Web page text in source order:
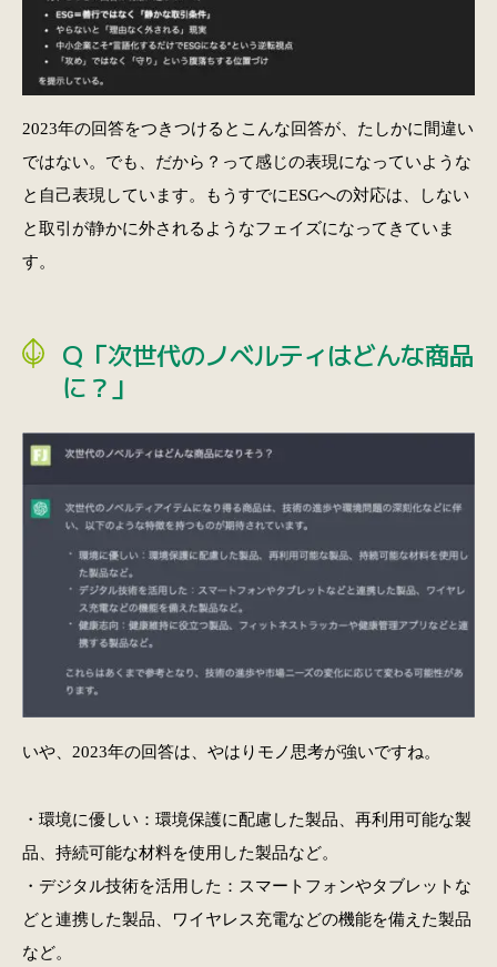
2023年の回答をつきつけるとこんな回答が、たしかに間違い
ではない。でも、だから？って感じの表現になっていような
と自己表現しています。もうすでにESGへの対応は、しない
と取引が静かに外されるようなフェイズになってきていま
す。
Q「次世代のノベルティはどんな商品
に？」
いや、2023年の回答は、やはりモノ思考が強いですね。
・環境に優しい：環境保護に配慮した製品、再利用可能な製
品、持続可能な材料を使用した製品など。
・デジタル技術を活用した：スマートフォンやタブレットな
どと連携した製品、ワイヤレス充電などの機能を備えた製品
など。